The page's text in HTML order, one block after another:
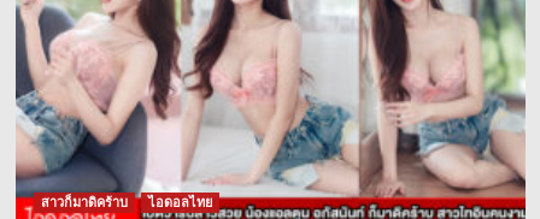
สาวก็มาดิคร้าบ ไอดอลไทย